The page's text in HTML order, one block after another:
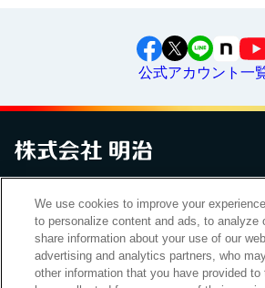
公式アカウント一
お問い合わせ サイトマップ 個人情報保護に
アクセシビリティへの対応方針ご利用規約
Cookie Settings
We use cookies to improve your
to personalize content and ads, to analyze
share information about your use of our
advertising and analytics partners, who
other information that you have provided